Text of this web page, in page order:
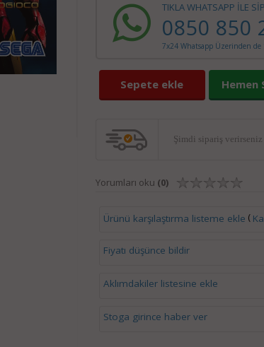
TIKLA WHATSAPP İLE
0850 850
7x24 Whatsapp Üzerinden
Sepete ekle Hemen
Şimdi sipariş verirseniz
Yorumları oku (0)
Ürünü karşılaştırma listeme ekle (
Fiyatı düşünce bildir
Aklımdakiler listesine ekle
Stoga girince haber ver